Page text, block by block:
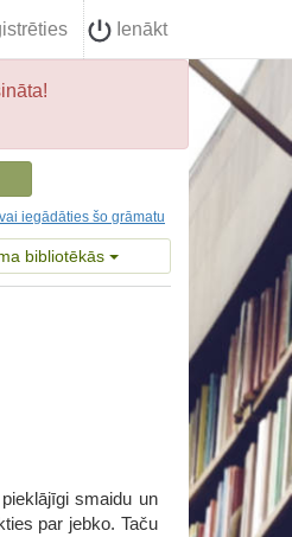
Ienākt
iegādāties šo grāmatu
bibliotēkās
smaidu un
par jebko. Taču